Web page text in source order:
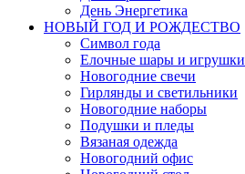
День Энергетика
НОВЫЙ ГОД И РОЖДЕСТВО
Символ года
Елочные шары и игрушки
Новогодние свечи
Гирлянды и светильники
Новогодние наборы
Подушки и пледы
Вязаная одежда
Новогодний офис